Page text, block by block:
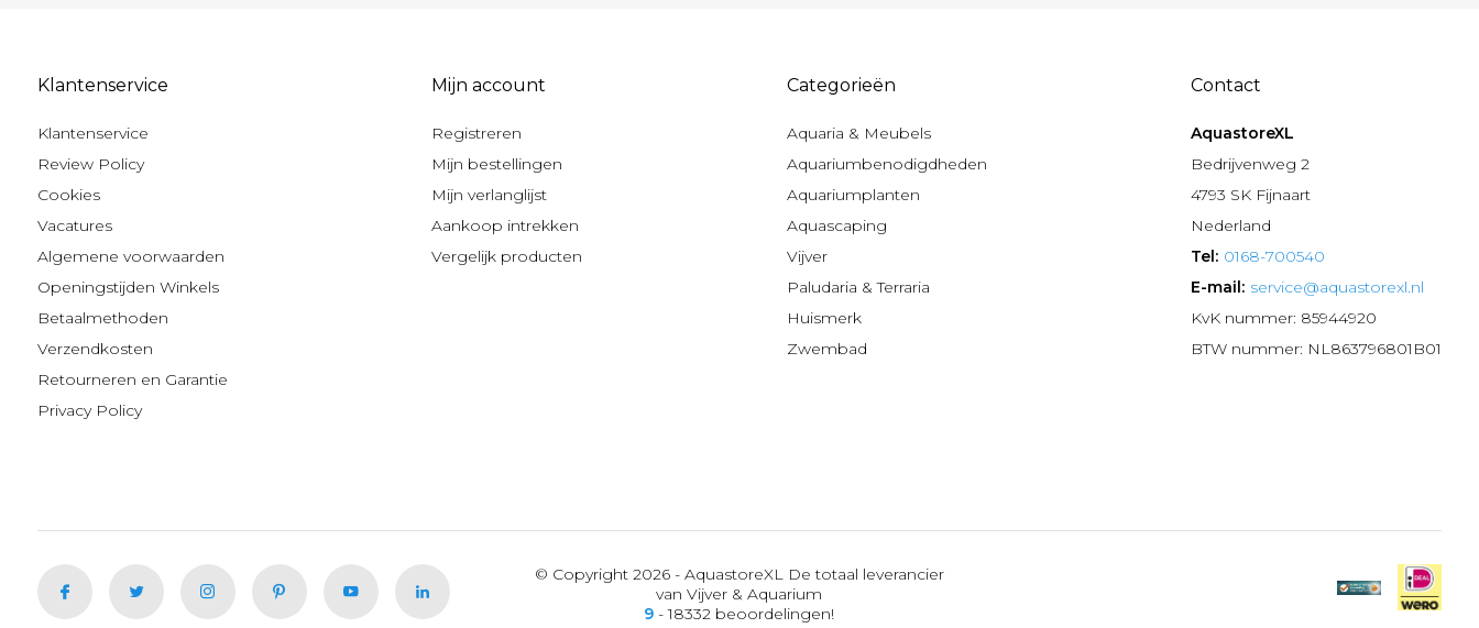
Klantenservice
Klantenservice
Review Policy
Cookies
Vacatures
Algemene voorwaarden
Openingstijden Winkels
Betaalmethoden
Verzendkosten
Retourneren en Garantie
Privacy Policy
Mijn account
Registreren
Mijn bestellingen
Mijn verlanglijst
Aankoop intrekken
Vergelijk producten
Categorieën
Aquaria & Meubels
Aquariumbenodigdheden
Aquariumplanten
Aquascaping
Vijver
Paludaria & Terraria
Huismerk
Zwembad
Contact
AquastoreXL
Bedrijvenweg 2
4793 SK Fijnaart
Nederland
Tel: 0168-700540
E-mail: service@aquastorexl.nl
KvK nummer: 85944920
BTW nummer: NL863796801B01
© Copyright 2026 - AquastoreXL De totaal leverancier
van Vijver & Aquarium
9 - 18332 beoordelingen!